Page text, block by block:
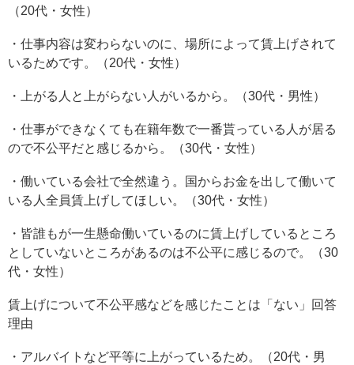
（20代・女性）
・仕事内容は変わらないのに、場所によって賃上げされて
いるためです。（20代・女性）
・上がる人と上がらない人がいるから。（30代・男性）
・仕事ができなくても在籍年数で一番貰っている人が居る
ので不公平だと感じるから。（30代・女性）
・働いている会社で全然違う。国からお金を出して働いて
いる人全員賃上げしてほしい。（30代・女性）
・皆誰もが一生懸命働いているのに賃上げしているところ
としていないところがあるのは不公平に感じるので。（30
代・女性）
賃上げについて不公平感などを感じたことは「ない」回答
理由
・アルバイトなど平等に上がっているため。（20代・男